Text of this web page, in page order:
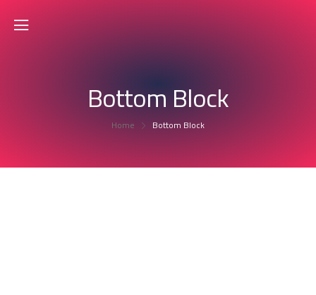
Bottom Block
Home Bottom Block